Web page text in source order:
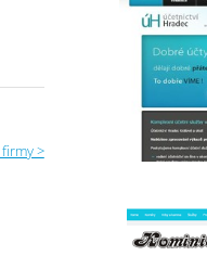
>